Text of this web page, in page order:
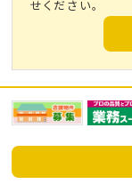
せください。